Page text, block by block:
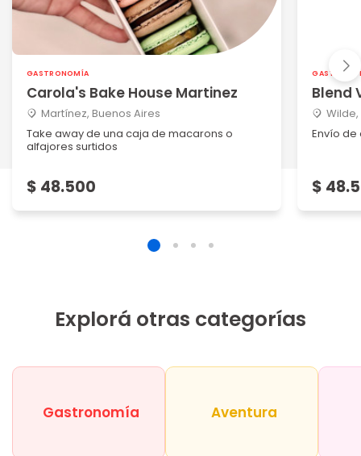
GASTRONOMÍA
Carola's Bake House Martinez
Martínez, Buenos Aires
Take away de una caja de macarons o
alfajores surtidos
$ 48.500
Blend
Envío de
$
Explorá otras categorías
Gastronomía Aventura